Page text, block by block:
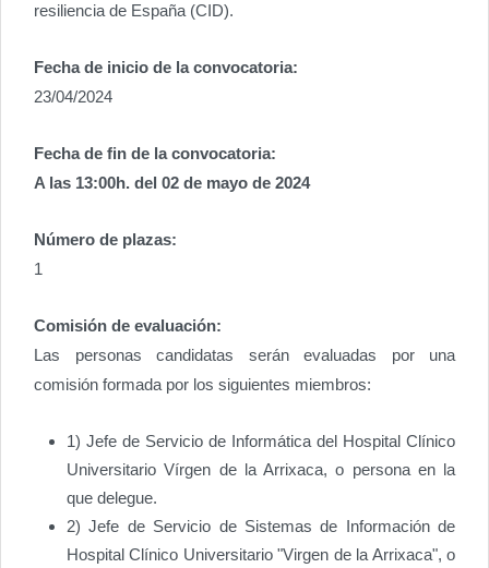
resiliencia de España (CID).
Fecha de inicio de la convocatoria:
23/04/2024
Fecha de fin de la convocatoria:
A las 13:00h. del 02 de mayo de 2024
Número de plazas:
1
Comisión de evaluación:
Las personas candidatas serán evaluadas por una
comisión formada por los siguientes miembros:
1) Jefe de Servicio de Informática del Hospital Clínico
Universitario Vírgen de la Arrixaca, o persona en la
que delegue.
2) Jefe de Servicio de Sistemas de Información de
Hospital Clínico Universitario "Virgen de la Arrixaca", o